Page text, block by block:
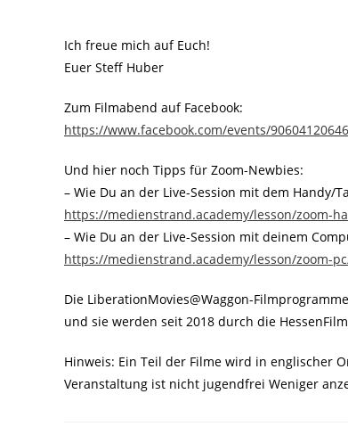
Ich freue mich auf Euch!
Euer Steff Huber
Zum Filmabend auf Facebook:
https://www.facebook.com/events/
Und hier noch Tipps für Zoom-Newbies:
– Wie Du an der Live-Session mit dem Handy/
https://medienstrand.academy/lesson/zoom-
– Wie Du an der Live-Session mit deinem
https://medienstrand.academy/lesson/zoom-
Die LiberationMovies@Waggon-
und sie werden seit 2018 durch die
Hinweis: Ein Teil der Filme wird in englischer
Veranstaltung ist nicht jugendfrei Weniger